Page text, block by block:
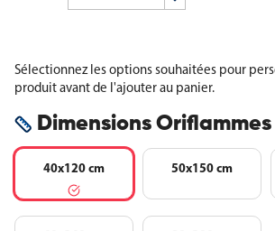
Sélectionnez les options souhaitées pour
produit avant de l'ajouter au panier.
Dimensions Oriflammes
40x120 cm 50x150 cm